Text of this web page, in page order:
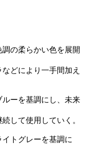
の柔らかい色を展開
どにより一手間加え
ーを基調にし、未来
して使用していく。
トグレーを基調に